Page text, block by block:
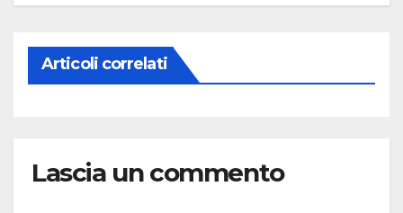
Articoli correlati
Lascia un commento